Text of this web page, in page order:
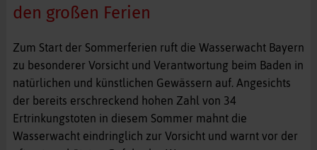
den großen Ferien
Zum Start der Sommerferien ruft die Wasserwacht Bayern
zu besonderer Vorsicht und Verantwortung beim Baden in
natürlichen und künstlichen Gewässern auf. Angesichts
der bereits erschreckend hohen Zahl von 34
Ertrinkungstoten in diesem Sommer mahnt die
Wasserwacht eindringlich zur Vorsicht und warnt vor der